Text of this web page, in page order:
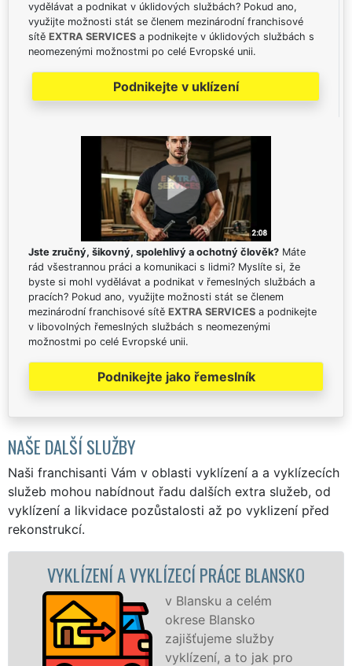
vydělávat a podnikat v úklidových službách? Pokud ano,
využijte možnosti stát se členem mezinárodní franchisové
sítě EXTRA SERVICES a podnikejte v úklidových službách s
neomezenými možnostmi po celé Evropské unii.
Podnikejte v uklízení
Jste zručný, šikovný, spolehlivý a ochotný člověk? Máte
rád všestrannou práci a komunikaci s lidmi? Myslíte si, že
byste si mohl vydělávat a podnikat v řemeslných službách a
pracích? Pokud ano, využijte možnosti stát se členem
mezinárodní franchisové sítě EXTRA SERVICES a podnikejte
v libovolných řemeslných službách s neomezenými
možnostmi po celé Evropské unii.
Podnikejte jako řemeslník
NAŠE DALŠÍ SLUŽBY
Naši franchisanti Vám v oblasti vyklízení a a vyklízecích
služeb mohou nabídnout řadu dalších extra služeb, od
vyklízení a likvidace pozůstalosti až po vyklizení před
rekonstrukcí.
PRÁCE BLANSKO
v Blansku a celém
okrese Blansko
zajišťujeme služby
vyklízení, a to jak pro
VYKLÍZECÍ